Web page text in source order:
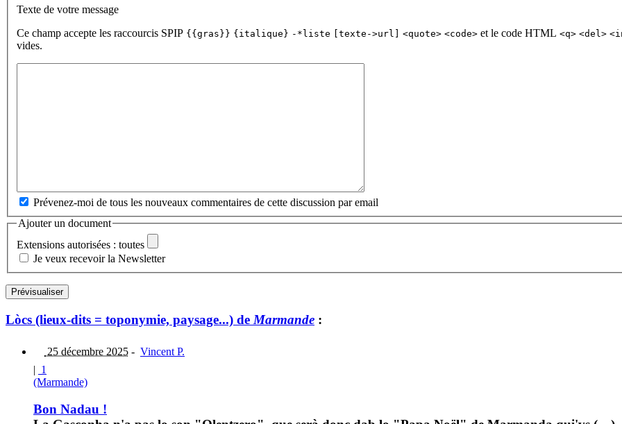
Texte de votre message
Ce champ accepte les raccourcis SPIP {{gras}} {italique} -*liste [texte->url] <quote> <code> et le code HTML <q> <del>
vides.
Prévenez-moi de tous les nouveaux commentaires de cette discussion par email
Ajouter un document
Extensions autorisées : toutes
Je veux recevoir la Newsletter
Lòcs (lieux-dits = toponymie, paysage...) de Marmande :
25 décembre 2025 - Vincent P.
| 1
(Marmande)
Bon Nadau !